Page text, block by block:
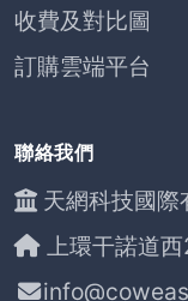
收費及對比圖
訂購雲端平台
聯絡我們
天網科技國際
上環干諾道